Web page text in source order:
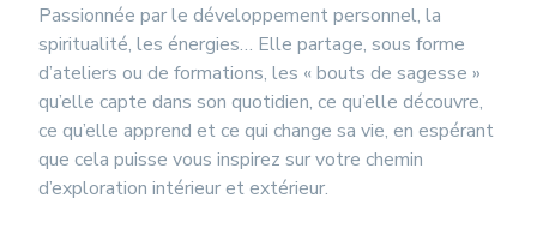
Passionnée par le développement personnel, la
spiritualité, les énergies… Elle partage, sous forme
d’ateliers ou de formations, les « bouts de sagesse »
qu’elle capte dans son quotidien, ce qu’elle découvre,
ce qu’elle apprend et ce qui change sa vie, en espérant
que cela puisse vous inspirez sur votre chemin
d’exploration intérieur et extérieur.